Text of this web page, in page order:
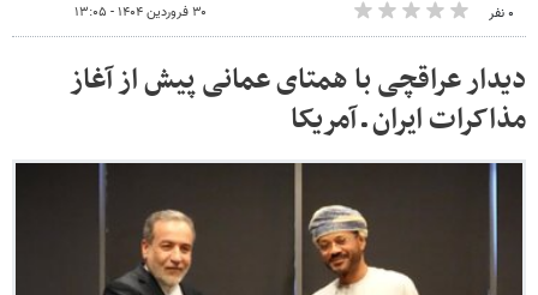
۰ نفر ۳۰ فروردین ۱۴۰۴ - ۱۳:۰۵
دیدار عراقچی با همتای عمانی پیش از آغاز
مذاکرات ایران ـ آمریکا